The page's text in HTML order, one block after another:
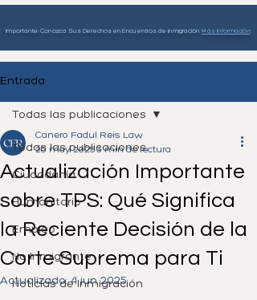
Importante: Conozca Sus Derechos en Encuentros de Inmigración. Más Información
Entrada
Todas las publicaciones
Ciudadanía
Humanitario
Empleo
No Inmigrante
Noticias de Inmigración
Todas las publicaciones
Actualización Importante
sobre TPS: Qué Significa
la Reciente Decisión de la
Corte Suprema para Ti
Canero Fadul Reis Law
20 may 20253 min de lectura
Actualizado:4 jun 2025